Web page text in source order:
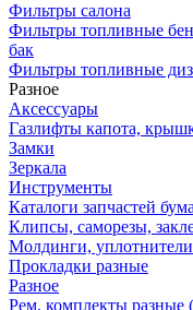
Фильтры салона
Фильтры топливные
бак
Фильтры топливные
Разное
Аксесcуары
Газлифты капота,
Замки
Зеркала
Инструменты
Каталоги запчастей
Клипсы, саморезы,
Молдинги, уплотнители
Прокладки разные
Разное
Рем, комплекты